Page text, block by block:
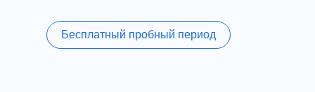
Бесплатный пробный период